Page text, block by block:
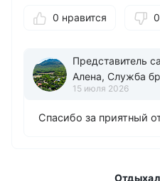
Прокат
Спортинвентаря
Услуги
Глажение одежды
0 нравится 0
Представитель
Алена, Служба
15 июля 2026
Спасибо за приятный